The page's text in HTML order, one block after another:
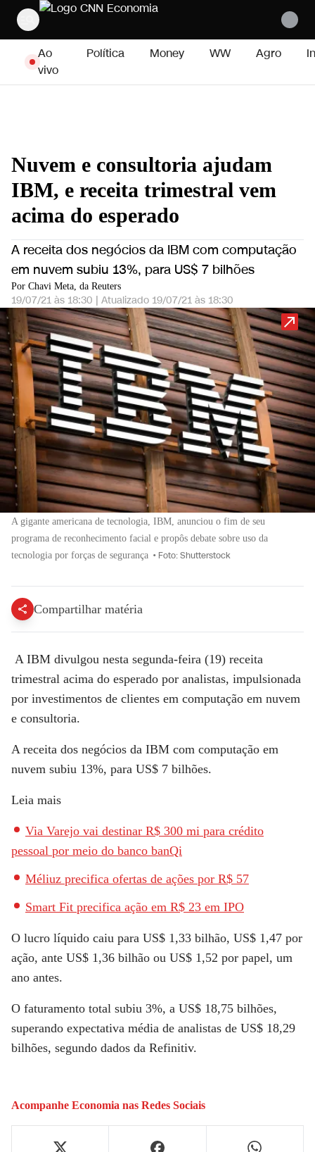
Pular para o conteúdo
Ao
vivo
Política Money WW Agro
Nuvem e consultoria ajudam
IBM, e receita trimestral vem
acima do esperado
A receita dos negócios da IBM com computação
em nuvem subiu 13%, para US$ 7 bilhões
Por Chavi Meta, da Reuters
19/07/21 às 18:30 | Atualizado 19/07/21 às 18:30
A gigante americana de tecnologia, IBM, anunciou o fim de seu
programa de reconhecimento facial e propôs debate sobre uso da
tecnologia por forças de segurança • Foto: Shutterstock
Compartilhar matéria
A IBM divulgou nesta segunda-feira (19) receita
trimestral acima do esperado por analistas, impulsionada
por investimentos de clientes em computação em nuvem
e consultoria.
A receita dos negócios da IBM com computação em
nuvem subiu 13%, para US$ 7 bilhões.
Leia mais
Via Varejo vai destinar R$ 300 mi para crédito
pessoal por meio do banco banQi
Méliuz precifica ofertas de ações por R$ 57
Smart Fit precifica ação em R$ 23 em IPO
O lucro líquido caiu para US$ 1,33 bilhão, US$ 1,47 por
ação, ante US$ 1,36 bilhão ou US$ 1,52 por papel, um
ano antes.
O faturamento total subiu 3%, a US$ 18,75 bilhões,
superando expectativa média de analistas de US$ 18,29
bilhões, segundo dados da Refinitiv.
Acompanhe Economia nas Redes Sociais